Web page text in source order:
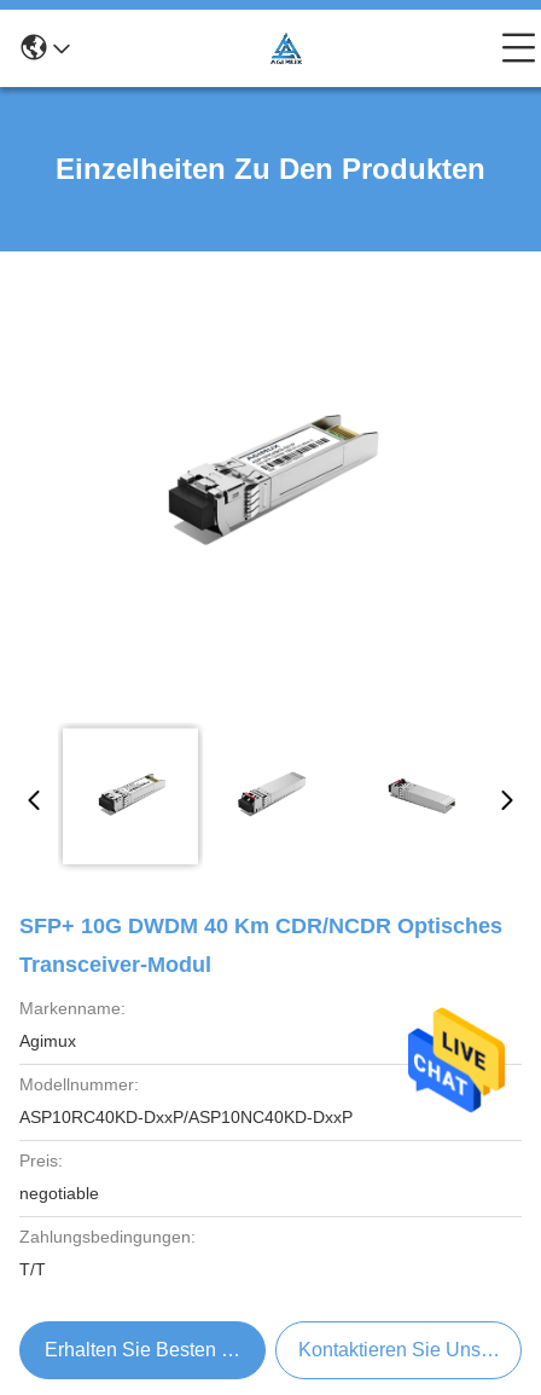
Einzelheiten Zu Den Produkten
SFP+ 10G DWDM 40 Km CDR/NCDR Optisches
Transceiver-Modul
Markenname:
Agimux
Modellnummer:
ASP10RC40KD-DxxP/ASP10NC40KD-DxxP
Preis:
negotiable
Zahlungsbedingungen:
T/T
Erhalten Sie Besten Preis Kontaktieren Sie Uns Jetzt